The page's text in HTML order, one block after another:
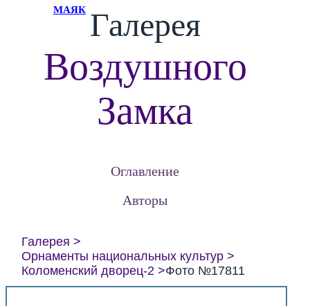
МАЯК Галерея
Воздушного
Замка
Оглавление
Авторы
Галерея
Орнаменты национальных культур
Коломенский дворец-2
Фото №17811